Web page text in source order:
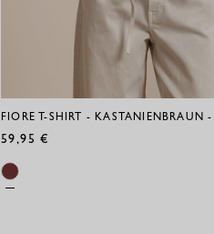
FIORE T-SHIRT - KASTANIENBRAUN
59,95 €